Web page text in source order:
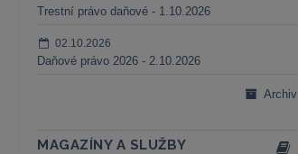
Trestní právo daňové - 1.10.2026
02.10.2026
Daňové právo 2026 - 2.10.2026
Archiv
MAGAZÍNY A SLUŽBY